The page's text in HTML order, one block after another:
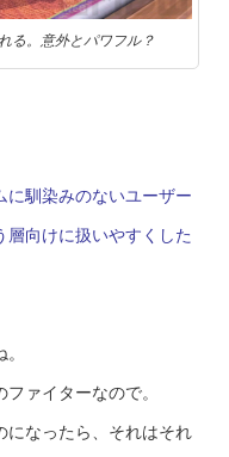
る。意外とパワフル？
馴染みのないユーザー
層向けに扱いやすくした
ァイターなので。
になったら、それはそれ